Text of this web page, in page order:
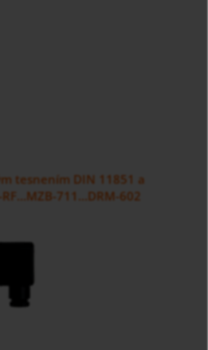
tesnením DIN 11851 a
711...DRM-602